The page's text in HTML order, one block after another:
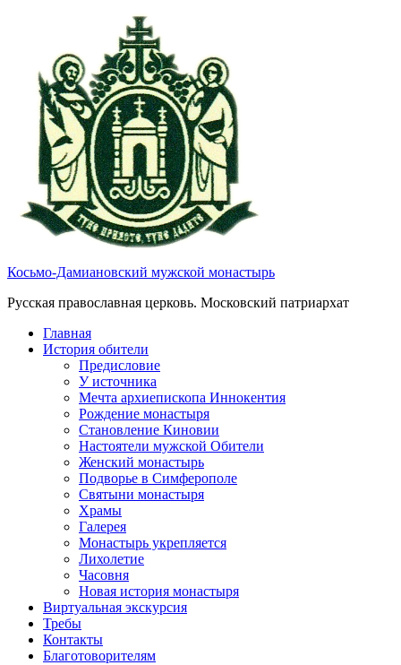
Косьмо-Дамиановский мужской монастырь
Русская православная церковь. Московский патриархат
Главная
История обители
Предисловие
У источника
Мечта архиепископа Иннокентия
Рождение монастыря
Становление Киновии
Настоятели мужской Обители
Женский монастырь
Подворье в Симферополе
Святыни монастыря
Храмы
Галерея
Монастырь укрепляется
Лихолетие
Часовня
Новая история монастыря
Виртуальная экскурсия
Требы
Контакты
Благотоворителям